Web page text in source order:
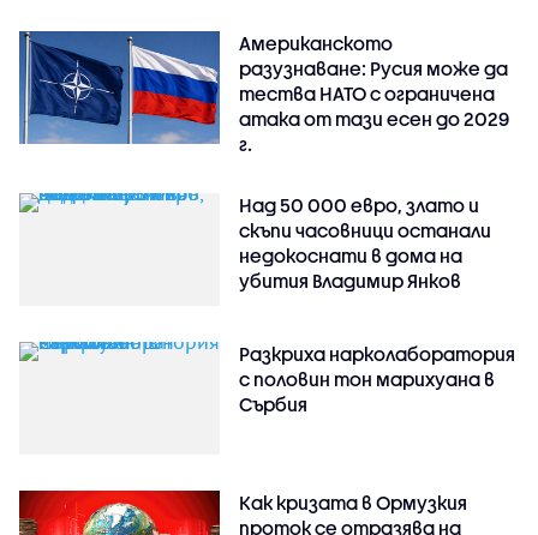
Американското
разузнаване: Русия може да
тества НАТО с ограничена
атака от тази есен до 2029
г.
Над 50 000 евро, злато и
скъпи часовници останали
недокоснати в дома на
убития Владимир Янков
Разкриха нарколаборатория
с половин тон марихуана в
Сърбия
Как кризата в Ормузкия
проток се отразява на